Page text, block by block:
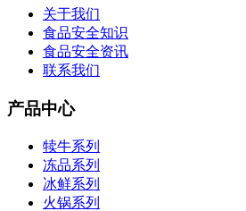
关于我们
食品安全知识
食品安全资讯
联系我们
产品中心
犊牛系列
冻品系列
冰鲜系列
火锅系列